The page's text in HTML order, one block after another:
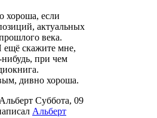
хороша, если
актуальных
века.
ещё скажите мне,
при чем
дивно хороша.
Суббота, 09
Альберт